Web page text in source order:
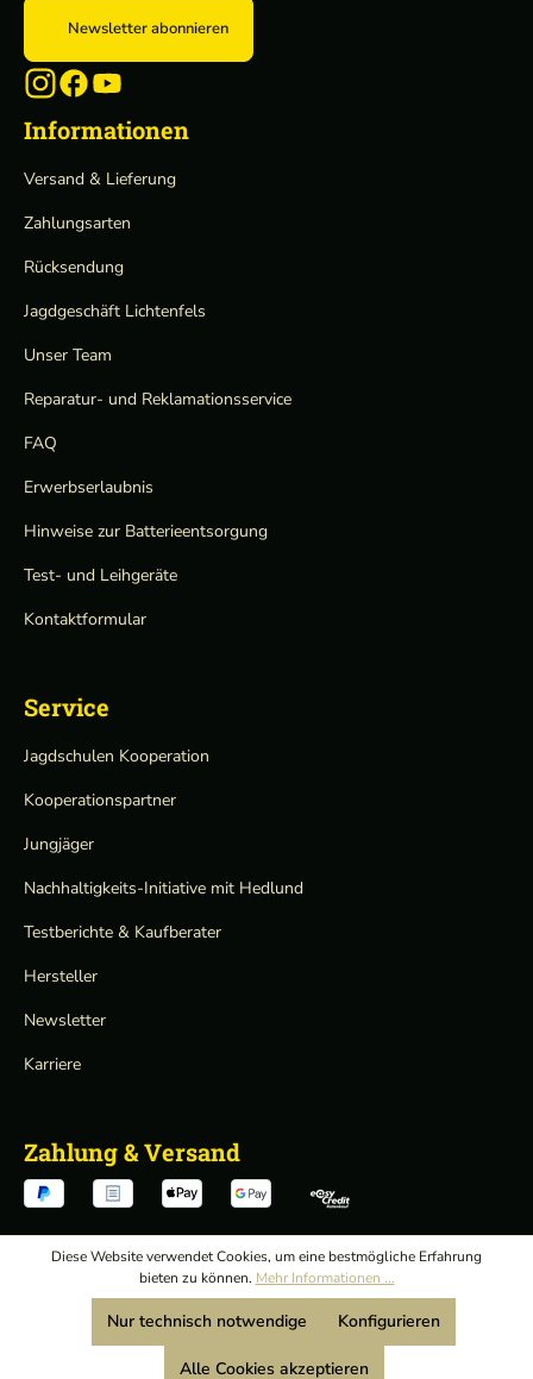
Newsletter abonnieren
Informationen
Versand & Lieferung
Zahlungsarten
Rücksendung
Jagdgeschäft Lichtenfels
Unser Team
Reparatur- und Reklamationsservice
FAQ
Erwerbserlaubnis
Hinweise zur Batterieentsorgung
Test- und Leihgeräte
Kontaktformular
Service
Jagdschulen Kooperation
Kooperationspartner
Jungjäger
Nachhaltigkeits-Initiative mit Hedlund
Testberichte & Kaufberater
Hersteller
Newsletter
Karriere
Zahlung & Versand
Verträge hier widerrufen
Diese Website verwendet Cookies, um eine bestmögliche Erfahrung
bieten zu können. Mehr Informationen ...
Nur technisch notwendige Konfigurieren
Alle Cookies akzeptieren